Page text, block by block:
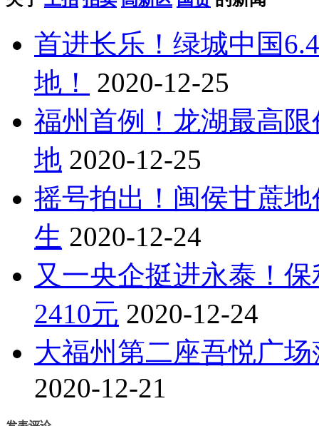
首进长乐！绿城中国
地！
2020-12-25
福州首例！龙湖最高
地 2020-12-25
摇号拍出！闽侯甘蔗
生 2020-12-24
又一央企挺进永泰！
2410元 2020-12-24
大福州第二座吾悦广
2020-12-21